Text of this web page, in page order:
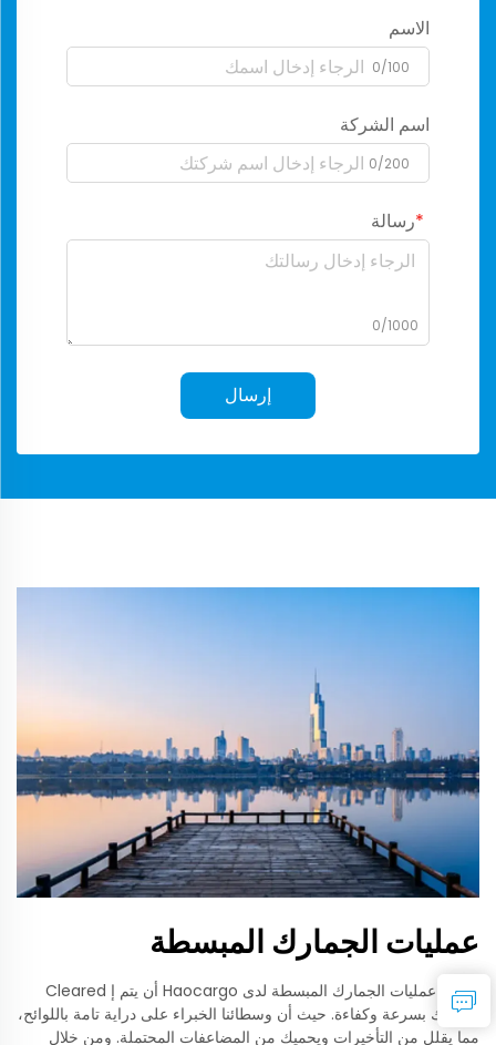
الاسم
0/100
اسم الشركة
0/200
رسالة
0/1000
إرسال
عمليات الجمارك المبسطة
تضمن عمليات الجمارك المبسطة لدى Haocargo أن يتم إ Cleared
وارداتك بسرعة وكفاءة. حيث أن وسطائنا الخبراء على دراية تامة باللوائح،
مما يقلل من التأخيرات ويحميك من المضاعفات المحتملة. ومن خلال